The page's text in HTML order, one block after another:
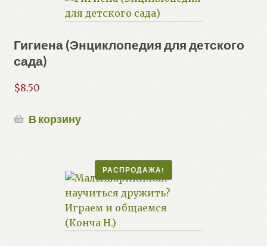
Гигиена (Энциклопедия для детского
сада)
$8.50
В корзину
РАСПРОДАЖА!